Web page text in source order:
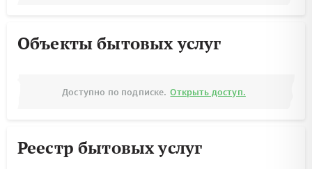
Объекты бытовых услуг
Доступно по подписке. Открыть доступ.
Реестр бытовых услуг